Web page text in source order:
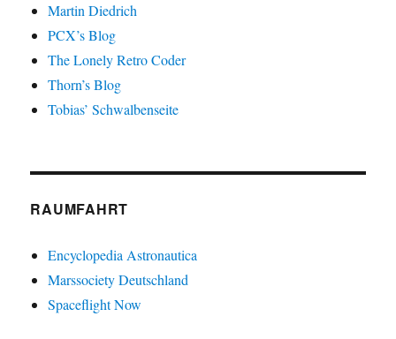
Martin Diedrich
PCX’s Blog
The Lonely Retro Coder
Thorn’s Blog
Tobias’ Schwalbenseite
RAUMFAHRT
Encyclopedia Astronautica
Marssociety Deutschland
Spaceflight Now